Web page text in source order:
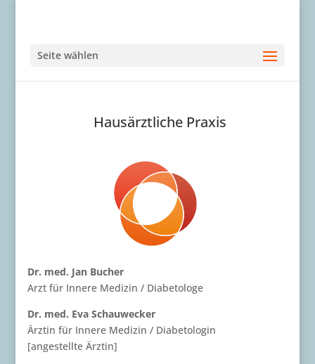
Seite wählen
Hausärztliche Praxis
Dr. med. Jan Bucher
Arzt für Innere Medizin / Diabetologe
Dr. med. Eva Schauwecker
Ärztin für Innere Medizin / Diabetologin
[angestellte Ärztin]